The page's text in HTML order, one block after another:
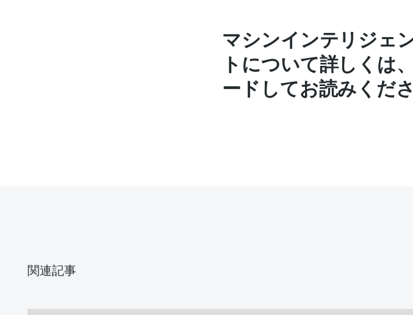
マシンインテリジェ
トについて詳しくは
ードしてお読みくださ
関連記事